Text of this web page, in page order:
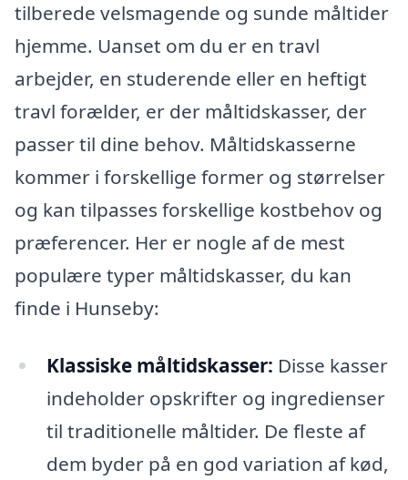
tilberede velsmagende og sunde måltider
hjemme. Uanset om du er en travl
arbejder, en studerende eller en heftigt
travl forælder, er der måltidskasser, der
passer til dine behov. Måltidskasserne
kommer i forskellige former og størrelser
og kan tilpasses forskellige kostbehov og
præferencer. Her er nogle af de mest
populære typer måltidskasser, du kan
finde i Hunseby:
Klassiske måltidskasser: Disse kasser
indeholder opskrifter og ingredienser
til traditionelle måltider. De fleste af
dem byder på en god variation af kød,